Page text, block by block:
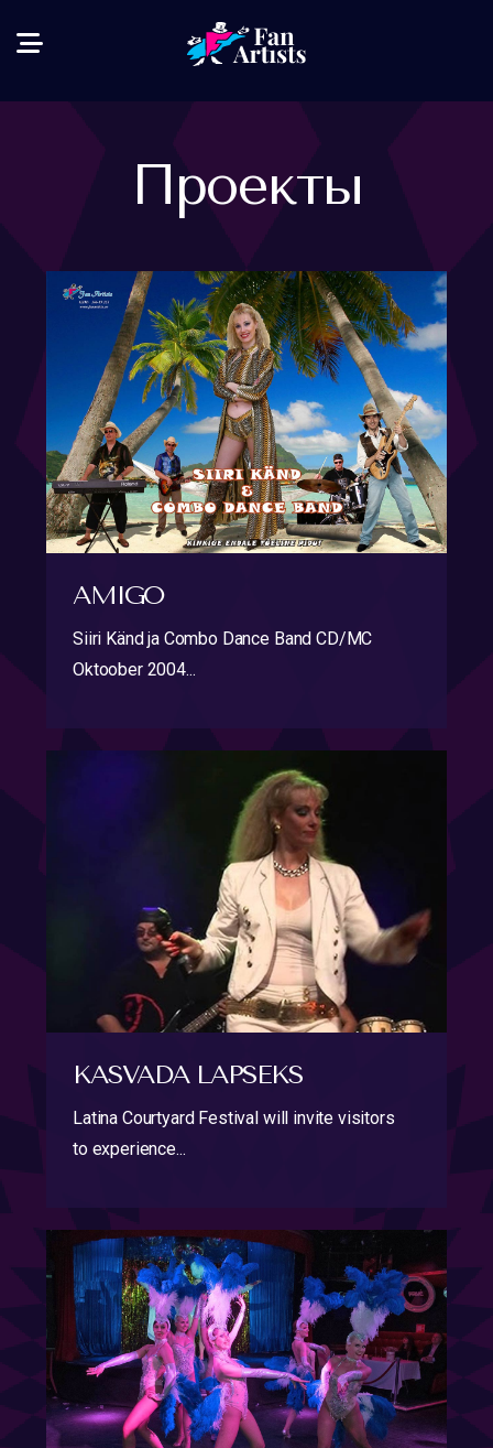
Проекты
AMIGO
Siiri Känd ja Combo Dance Band CD/MC
Oktoober 2004...
KASVADA LAPSEKS
Latina Courtyard Festival will invite visitors
to experience...